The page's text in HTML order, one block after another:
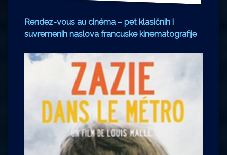
Rendez-vous au cinéma – pet klasičnih i
suvremenih naslova francuske kinematografije